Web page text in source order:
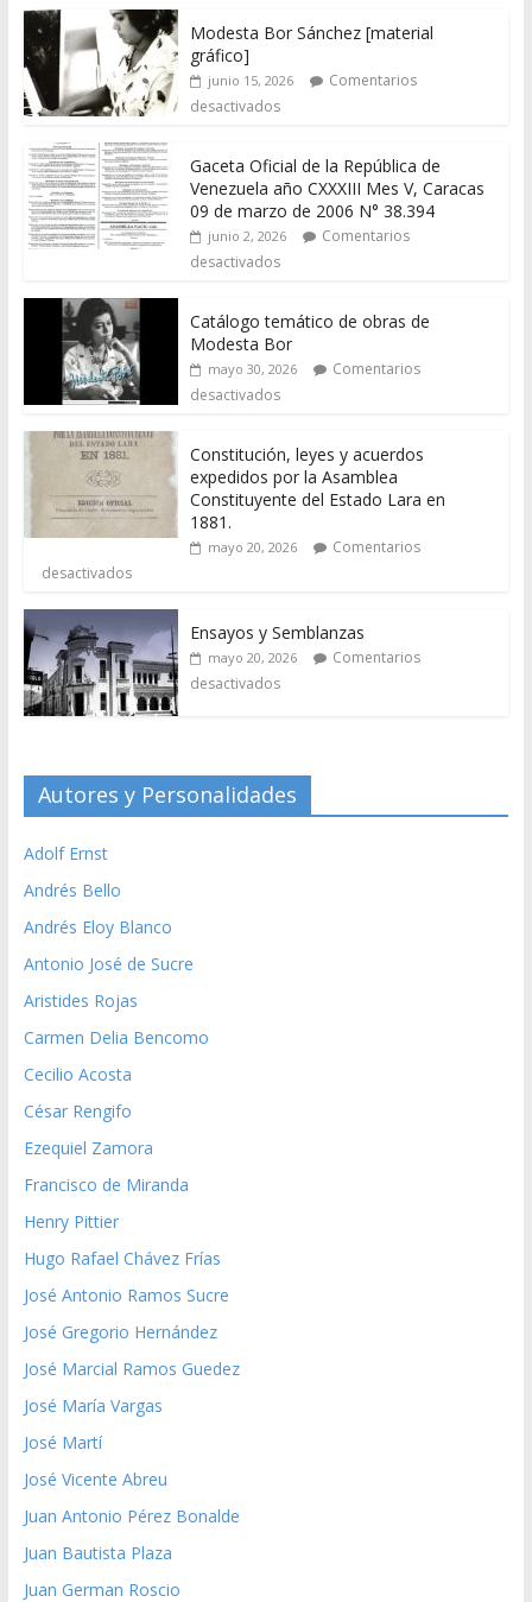
Modesta Bor Sánchez [material
gráfico]
junio 15, 2026
Comentarios
desactivados
Gaceta Oficial de la República de
Venezuela año CXXXIII Mes V, Caracas
09 de marzo de 2006 N° 38.394
junio 2, 2026
Comentarios
desactivados
Catálogo temático de obras de
Modesta Bor
mayo 30, 2026
Comentarios
desactivados
Constitución, leyes y acuerdos
expedidos por la Asamblea
Constituyente del Estado Lara en
1881.
mayo 20, 2026
Comentarios
desactivados
Ensayos y Semblanzas
mayo 20, 2026
Comentarios
desactivados
Autores y Personalidades
Adolf Ernst
Andrés Bello
Andrés Eloy Blanco
Antonio José de Sucre
Aristides Rojas
Carmen Delia Bencomo
Cecilio Acosta
César Rengifo
Ezequiel Zamora
Francisco de Miranda
Henry Pittier
Hugo Rafael Chávez Frías
José Antonio Ramos Sucre
José Gregorio Hernández
José Marcial Ramos Guedez
José María Vargas
José Martí
José Vicente Abreu
Juan Antonio Pérez Bonalde
Juan Bautista Plaza
Juan German Roscio